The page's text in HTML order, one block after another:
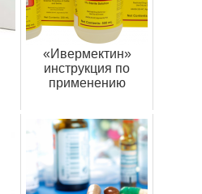
«Ивермектин»
инструкция по
применению